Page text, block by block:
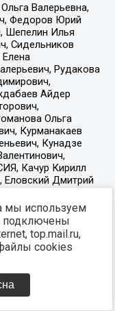
мы используем
подключены
top.mail.ru,
cookies